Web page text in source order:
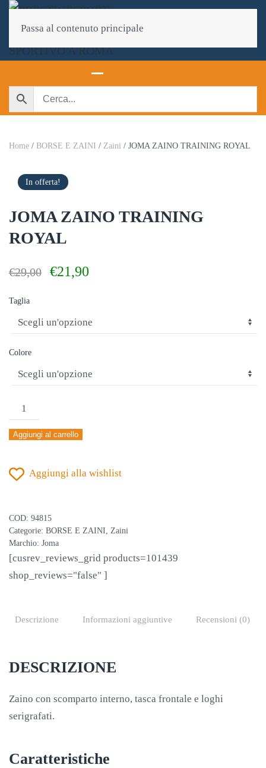
Passa al contenuto principale
Home / BORSE E ZAINI / Zaini / JOMA ZAINO TRAINING ROYAL
In offerta!
JOMA ZAINO TRAINING
ROYAL
€29,00
€29,00.
€21,90
€21,90.
Taglia
Colore
JOMA
ZAINO
TRAINING
quantità
Aggiungi al carrello
Aggiungi alla wishlist
COD: 94815
Categorie: BORSE E ZAINI, Zaini
Marchio: Joma
[cusrev_reviews_grid products=101439
shop_reviews="false" ]
Descrizione Informazioni aggiuntive Recensioni (0)
DESCRIZIONE
Zaino con scomparto interno, tasca frontale e loghi
serigrafati.
Caratteristiche